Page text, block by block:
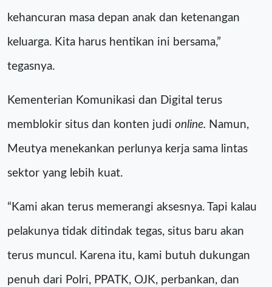
kehancuran masa depan anak dan ketenangan
keluarga. Kita harus hentikan ini bersama,”
tegasnya.
Kementerian Komunikasi dan Digital terus
memblokir situs dan konten judi online. Namun,
Meutya menekankan perlunya kerja sama lintas
sektor yang lebih kuat.
“Kami akan terus memerangi aksesnya. Tapi kalau
pelakunya tidak ditindak tegas, situs baru akan
terus muncul. Karena itu, kami butuh dukungan
penuh dari Polri, PPATK, OJK, perbankan, dan